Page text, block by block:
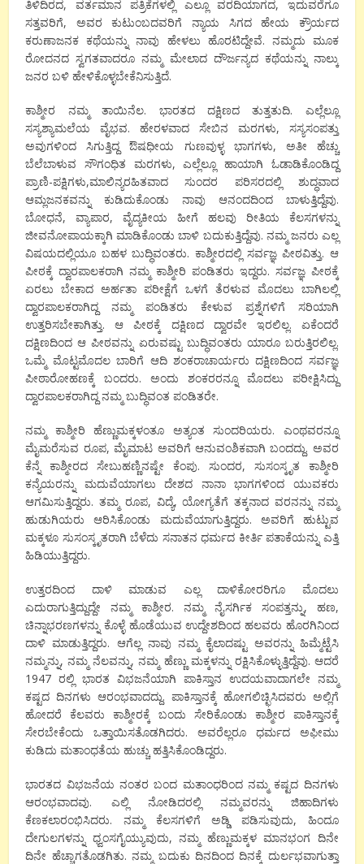
ತಿಳಿದಿರದ, ವರ್ತಮಾನ ಪತ್ರಿಕೆಗಳಲ್ಲಿ ಎಲ್ಲೂ ವರದಿಯಾಗದ, ಇದುವರೆಗೂ
ಸತ್ತವರಿಗೆ, ಅವರ ಕುಟುಂಬದವರಿಗೆ ನ್ಯಾಯ ಸಿಗದ ಹೇಯ ಕ್ರೌರ್ಯದ
ಕರುಣಾಜನಕ ಕಥೆಯನ್ನು ನಾವು ಹೇಳಲು ಹೊರಟಿದ್ದೇವೆ. ನಮ್ಮದು ಮೂಕ
ರೋದನದ ಸ್ವಗತವಾದರೂ ನಮ್ಮ ಮೇಲಾದ ದೌರ್ಜನ್ಯದ ಕಥೆಯನ್ನು ನಾಲ್ಕು
ಜನರ ಬಳಿ ಹೇಳಿಕೊಳ್ಳಬೇಕೆನಿಸುತ್ತಿದೆ.
ಕಾಶ್ಮೀರ ನಮ್ಮ ತಾಯಿನೆಲ. ಭಾರತದ ದಕ್ಷಿಣದ ತುತ್ತತುದಿ. ಎಲ್ಲೆಲ್ಲೂ
ಸಸ್ಯಶ್ಯಾಮಲೆಯ ವೈಭವ. ಹೇರಳವಾದ ಸೇಬಿನ ಮರಗಳು, ಸಸ್ಯಸಂಪತ್ತು
ಅವುಗಳಿಂದ ಸಿಗುತ್ತಿದ್ದ ಔಷಧೀಯ ಗುಣವುಳ್ಳ ಭಾಗಗಳು, ಅತೀ ಹೆಚ್ಚು
ಬೆಲೆಬಾಳುವ ಸೌಗಂಧಿತ ಮರಗಳು, ಎಲ್ಲೆಲ್ಲೂ ಹಾಯಾಗಿ ಓಡಾಡಿಕೊಂಡಿದ್ದ
ಪ್ರಾಣಿ-ಪಕ್ಷಿಗಳು,ಮಾಲಿನ್ಯರಹಿತವಾದ ಸುಂದರ ಪರಿಸರದಲ್ಲಿ ಶುದ್ಧವಾದ
ಆಮ್ಲಜನಕವನ್ನು ಕುಡಿದುಕೊಂಡು ನಾವು ಆನಂದದಿಂದ ಬಾಳುತ್ತಿದ್ದೆವು.
ಬೋಧನೆ, ವ್ಯಾಪಾರ, ವೈದ್ಯಕೀಯ ಹೀಗೆ ಹಲವು ರೀತಿಯ ಕೆಲಸಗಳನ್ನು
ಜೀವನೋಪಾಯಕ್ಕಾಗಿ ಮಾಡಿಕೊಂಡು ಬಾಳಿ ಬದುಕುತ್ತಿದ್ದೆವು. ನಮ್ಮ ಜನರು ಎಲ್ಲ
ವಿಷಯದಲ್ಲಿಯೂ ಬಹಳ ಬುದ್ಧಿವಂತರು. ಕಾಶ್ಮೀರದಲ್ಲಿ ಸರ್ವಜ್ಞ ಪೀಠವಿತ್ತು. ಆ
ಪೀಠಕ್ಕೆ ದ್ವಾರಪಾಲಕರಾಗಿ ನಮ್ಮ ಕಾಶ್ಮೀರಿ ಪಂಡಿತರು ಇದ್ದರು. ಸರ್ವಜ್ಞ ಪೀಠಕ್ಕೆ
ಏರಲು ಬೇಕಾದ ಅರ್ಹತಾ ಪರೀಕ್ಷೆಗೆ ಒಳಗೆ ತೆರಳುವ ಮೊದಲು ಬಾಗಿಲಲ್ಲಿ
ದ್ವಾರಪಾಲಕರಾಗಿದ್ದ ನಮ್ಮ ಪಂಡಿತರು ಕೇಳುವ ಪ್ರಶ್ನೆಗಳಿಗೆ ಸರಿಯಾಗಿ
ಉತ್ತರಿಸಬೇಕಾಗಿತ್ತು. ಆ ಪೀಠಕ್ಕೆ ದಕ್ಷಿಣದ ದ್ವಾರವೇ ಇರಲಿಲ್ಲ. ಏಕೆಂದರೆ
ದಕ್ಷಿಣದಿಂದ ಆ ಪೀಠವನ್ನು ಏರುವಷ್ಟು ಬುದ್ಧಿವಂತರು ಯಾರೂ ಬರುತ್ತಿರಲಿಲ್ಲ.
ಒಮ್ಮೆ ಮೊಟ್ಟಮೊದಲ ಬಾರಿಗೆ ಆದಿ ಶಂಕರಾಚಾರ್ಯರು ದಕ್ಷಿಣದಿಂದ ಸರ್ವಜ್ಞ
ಪೀಠಾರೋಹಣಕ್ಕೆ ಬಂದರು. ಅಂದು ಶಂಕರರನ್ನೂ ಮೊದಲು ಪರೀಕ್ಷಿಸಿದ್ದು
ದ್ವಾರಪಾಲಕರಾಗಿದ್ದ ನಮ್ಮ ಬುದ್ಧಿವಂತ ಪಂಡಿತರೇ.
ನಮ್ಮ ಕಾಶ್ಮೀರಿ ಹೆಣ್ಣುಮಕ್ಕಳಂತೂ ಅತ್ಯಂತ ಸುಂದರಿಯರು. ಎಂಥವರನ್ನೂ
ಮೈಮರೆಸುವ ರೂಪ, ಮೈಮಾಟ ಅವರಿಗೆ ಆನುವಂಶಿಕವಾಗಿ ಬಂದದ್ದು. ಅವರ
ಕೆನ್ನೆ ಕಾಶ್ಮೀರದ ಸೇಬುಹಣ್ಣಿನಷ್ಟೇ ಕೆಂಪು. ಸುಂದರ, ಸುಸಂಸ್ಕೃತ ಕಾಶ್ಮೀರಿ
ಕನ್ಯೆಯರನ್ನು ಮದುವೆಯಾಗಲು ದೇಶದ ನಾನಾ ಭಾಗಗಳಿಂದ ಯುವಕರು
ಆಗಮಿಸುತ್ತಿದ್ದರು. ತಮ್ಮ ರೂಪ, ವಿದ್ಯೆ, ಯೋಗ್ಯತೆಗೆ ತಕ್ಕನಾದ ವರನನ್ನು ನಮ್ಮ
ಹುಡುಗಿಯರು ಆರಿಸಿಕೊಂಡು ಮದುವೆಯಾಗುತ್ತಿದ್ದರು. ಅವರಿಗೆ ಹುಟ್ಟುವ
ಮಕ್ಕಳೂ ಸುಸಂಸ್ಕೃತರಾಗಿ ಬೆಳೆದು ಸನಾತನ ಧರ್ಮದ ಕೀರ್ತಿ ಪತಾಕೆಯನ್ನು ಎತ್ತಿ
ಹಿಡಿಯುತ್ತಿದ್ದರು.
ಉತ್ತರದಿಂದ ದಾಳಿ ಮಾಡುವ ಎಲ್ಲ ದಾಳಿಕೋರರಿಗೂ ಮೊದಲು
ಎದುರಾಗುತ್ತಿದ್ದುದ್ದೇ ನಮ್ಮ ಕಾಶ್ಮೀರ. ನಮ್ಮ ನೈಸರ್ಗಿಕ ಸಂಪತ್ತನ್ನು, ಹಣ,
ಚಿನ್ನಾಭರಣಗಳನ್ನು ಕೊಳ್ಳೆ ಹೊಡೆಯುವ ಉದ್ದೇಶದಿಂದ ಹಲವರು ಹೊರಗಿನಿಂದ
ದಾಳಿ ಮಾಡುತ್ತಿದ್ದರು. ಆಗೆಲ್ಲ ನಾವು ನಮ್ಮ ಕೈಲಾದಷ್ಟು ಅವರನ್ನು ಹಿಮ್ಮೆಟ್ಟೆಸಿ
ನಮ್ಮನ್ನು, ನಮ್ಮ ನೆಲವನ್ನು, ನಮ್ಮ ಹೆಣ್ಣು ಮಕ್ಕಳನ್ನು ರಕ್ಷಿಸಿಕೊಳ್ಳುತ್ತಿದ್ದೆವು. ಆದರೆ
1947 ರಲ್ಲಿ ಭಾರತ ವಿಭಜನೆಯಾಗಿ ಪಾಕಿಸ್ತಾನ ಉದಯವಾದಾಗಲೇ ನಮ್ಮ
ಕಷ್ಟದ ದಿನಗಳು ಆರಂಭವಾದದ್ದು. ಪಾಕಿಸ್ತಾನಕ್ಕೆ ಹೋಗಲಿಚ್ಛಿಸಿದವರು ಅಲ್ಲಿಗೆ
ಹೋದರೆ ಕೆಲವರು ಕಾಶ್ಮೀರಕ್ಕೆ ಬಂದು ಸೇರಿಕೊಂಡು ಕಾಶ್ಮೀರ ಪಾಕಿಸ್ತಾನಕ್ಕೆ
ಸೇರಬೇಕೆಂದು ಒತ್ತಾಯಿಸತೊಡಗಿದರು. ಅವರೆಲ್ಲರೂ ಧರ್ಮದ ಅಫೀಮು
ಕುಡಿದು ಮತಾಂಧತೆಯ ಹುಚ್ಚು ಹತ್ತಿಸಿಕೊಂಡಿದ್ದರು.
ಭಾರತದ ವಿಭಜನೆಯ ನಂತರ ಬಂದ ಮತಾಂಧರಿಂದ ನಮ್ಮ ಕಷ್ಟದ ದಿನಗಳು
ಆರಂಭವಾದವು. ಎಲ್ಲಿ ನೋಡಿದರಲ್ಲಿ ನಮ್ಮವರನ್ನು ಜಿಹಾದಿಗಳು
ಕೆಣಕಲಾರಂಭಿಸಿದರು. ನಮ್ಮ ಕೆಲಸಗಳಿಗೆ ಅಡ್ಡಿ ಪಡಿಸುವುದು, ಹಿಂದೂ
ದೇಗುಲಗಳನ್ನು ಧ್ವಂಸಗೈಯ್ಯುವುದು, ನಮ್ಮ ಹೆಣ್ಣುಮಕ್ಕಳ ಮಾನಭಂಗ ದಿನೇ
ದಿನೇ ಹೆಚ್ಚಾಗತೊಡಗಿತು. ನಮ್ಮ ಬದುಕು ದಿನದಿಂದ ದಿನಕ್ಕೆ ದುರ್ಲಭವಾಗುತ್ತಾ